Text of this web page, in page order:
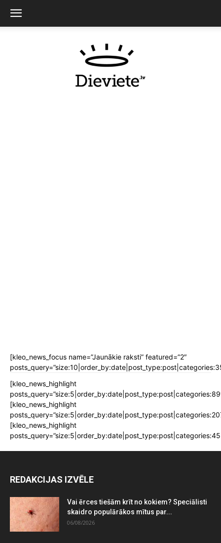
[kleo_news_focus name=”Jaunākie raksti” featured=”2″
[kleo_news_highlight
[kleo_news_highlight
[kleo_news_highlight
REDAKCIJAS IZVĒLE
Vai ērces tiešām krīt no kokiem? Speciālisti
skaidro populārākos mītus par...
06/08/2026